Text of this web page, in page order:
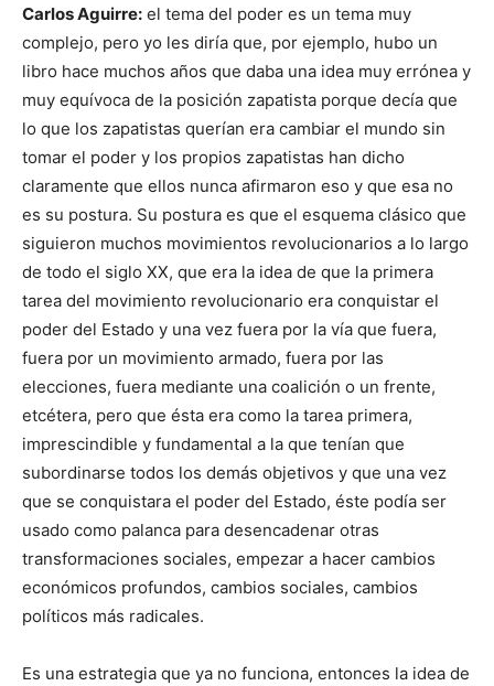
Carlos Aguirre: el tema del poder es un tema muy
complejo, pero yo les diría que, por ejemplo, hubo un
libro hace muchos años que daba una idea muy errónea y
muy equívoca de la posición zapatista porque decía que
lo que los zapatistas querían era cambiar el mundo sin
tomar el poder y los propios zapatistas han dicho
claramente que ellos nunca afirmaron eso y que esa no
es su postura. Su postura es que el esquema clásico que
siguieron muchos movimientos revolucionarios a lo largo
de todo el siglo XX, que era la idea de que la primera
tarea del movimiento revolucionario era conquistar el
poder del Estado y una vez fuera por la vía que fuera,
fuera por un movimiento armado, fuera por las
elecciones, fuera mediante una coalición o un frente,
etcétera, pero que ésta era como la tarea primera,
imprescindible y fundamental a la que tenían que
subordinarse todos los demás objetivos y que una vez
que se conquistara el poder del Estado, éste podía ser
usado como palanca para desencadenar otras
transformaciones sociales, empezar a hacer cambios
económicos profundos, cambios sociales, cambios
políticos más radicales.
Es una estrategia que ya no funciona, entonces la idea de